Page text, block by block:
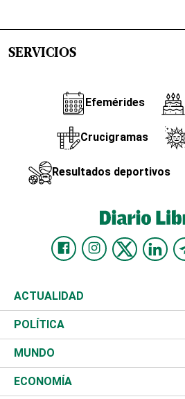
SERVICIOS
Efemérides
Crucigramas
Resultados deportivos
ACTUALIDAD
Nacional
Ciudad
Educación
POLÍTICA
Partidos
JCE
MUNDO
Estados Unidos
ECONOMÍA